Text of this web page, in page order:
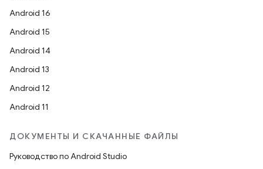
Android 16
Android 15
Android 14
Android 13
Android 12
Android 11
ДОКУМЕНТЫ И СКАЧАННЫЕ ФАЙЛЫ
Руководство по Android Studio